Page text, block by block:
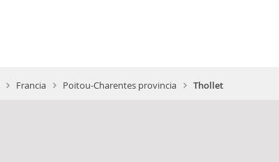
Francia Poitou-Charentes provincia Thollet